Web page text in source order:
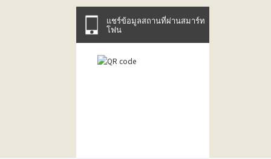
แชร์ข้อมูลสถานที่ผ่านสมาร์ท
โฟน